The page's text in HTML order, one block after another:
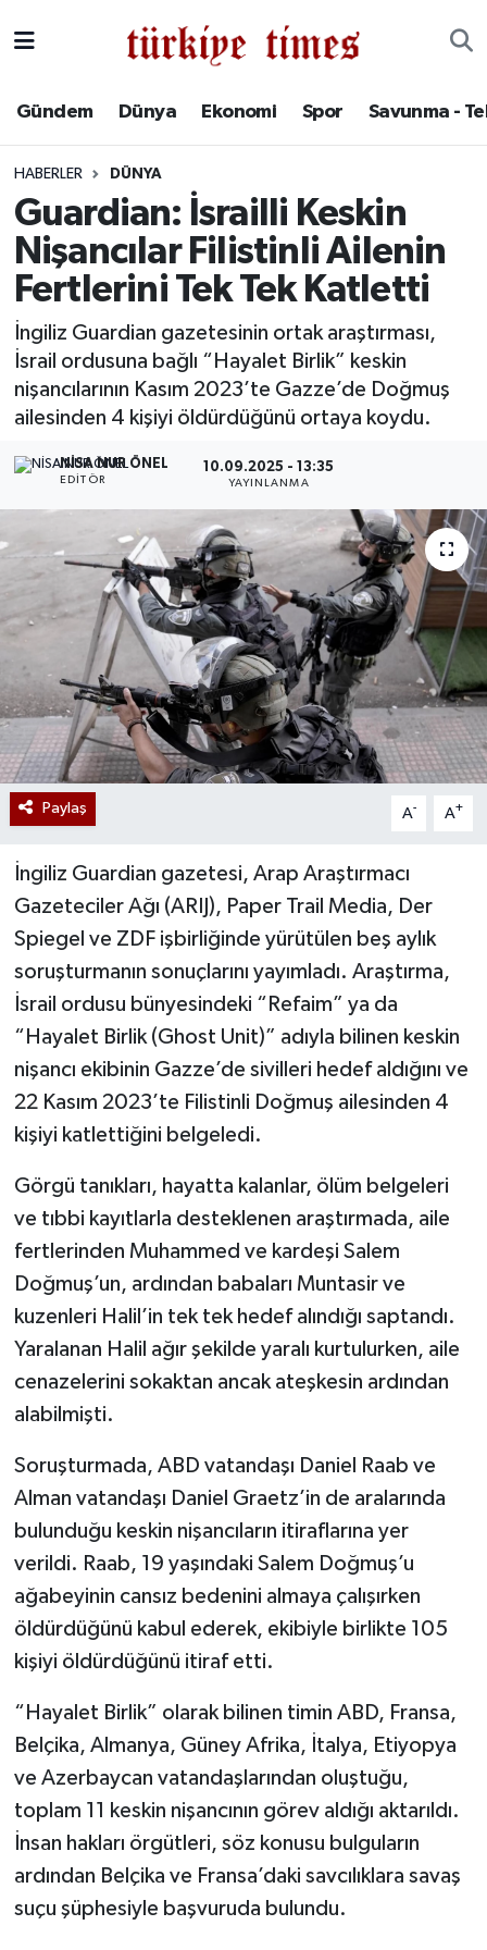
Gündem Dünya Ekonomi Spor Savunma -
HABERLER DÜNYA
Guardian: İsrailli Keskin
Nişancılar Filistinli Ailenin
Fertlerini Tek Tek Katletti
İngiliz Guardian gazetesinin ortak araştırması,
İsrail ordusuna bağlı “Hayalet Birlik” keskin
nişancılarının Kasım 2023’te Gazze’de Doğmuş
ailesinden 4 kişiyi öldürdüğünü ortaya koydu.
NISA NUR ÖNEL
EDITÖR
10.09.2025 - 13:35
YAYINLANMA
Paylaş A- A+
İngiliz Guardian gazetesi, Arap Araştırmacı
Gazeteciler Ağı (ARIJ), Paper Trail Media, Der
Spiegel ve ZDF işbirliğinde yürütülen beş aylık
soruşturmanın sonuçlarını yayımladı. Araştırma,
İsrail ordusu bünyesindeki “Refaim” ya da
“Hayalet Birlik (Ghost Unit)” adıyla bilinen keskin
nişancı ekibinin Gazze’de sivilleri hedef aldığını ve
22 Kasım 2023’te Filistinli Doğmuş ailesinden 4
kişiyi katlettiğini belgeledi.
Görgü tanıkları, hayatta kalanlar, ölüm belgeleri
ve tıbbi kayıtlarla desteklenen araştırmada, aile
fertlerinden Muhammed ve kardeşi Salem
Doğmuş’un, ardından babaları Muntasir ve
kuzenleri Halil’in tek tek hedef alındığı saptandı.
Yaralanan Halil ağır şekilde yaralı kurtulurken, aile
cenazelerini sokaktan ancak ateşkesin ardından
alabilmişti.
Soruşturmada, ABD vatandaşı Daniel Raab ve
Alman vatandaşı Daniel Graetz’in de aralarında
bulunduğu keskin nişancıların itiraflarına yer
verildi. Raab, 19 yaşındaki Salem Doğmuş’u
ağabeyinin cansız bedenini almaya çalışırken
öldürdüğünü kabul ederek, ekibiyle birlikte 105
kişiyi öldürdüğünü itiraf etti.
“Hayalet Birlik” olarak bilinen timin ABD, Fransa,
Belçika, Almanya, Güney Afrika, İtalya, Etiyopya
ve Azerbaycan vatandaşlarından oluştuğu,
toplam 11 keskin nişancının görev aldığı aktarıldı.
İnsan hakları örgütleri, söz konusu bulguların
ardından Belçika ve Fransa’daki savcılıklara savaş
suçu şüphesiyle başvuruda bulundu.
Ekonomi
Spor
Savunma - Teknoloji
Kültür - Sanat
Yaşam
Süper Lig Puan Durumu ve Fikstür
Tüm Manşetler
Son Dakika Haberleri
Haber Arşivi